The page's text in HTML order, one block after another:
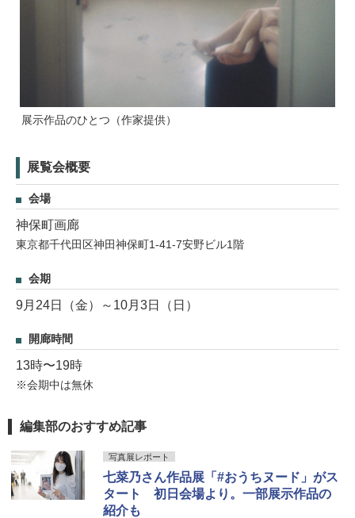
展示作品のひとつ（作家提供）
展覧会概要
会場
神保町画廊
東京都千代田区神田神保町1-41-7安野ビル1階
会期
9月24日（金）～10月3日（日）
開廊時間
13時〜19時
※会期中は無休
編集部のおすすめ記事
写真展レポート
七菜乃さん作品展「#おうちヌード」がス
タート 初日会場より。一部展示作品の
紹介も